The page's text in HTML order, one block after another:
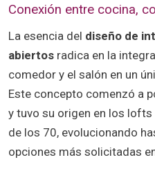
Conexión entre cocina,
La esencia del diseño de
abiertos radica en la
comedor y el salón en un
Este concepto comenzó a
y tuvo su origen en los
de los 70, evolucionando
opciones más solicitadas